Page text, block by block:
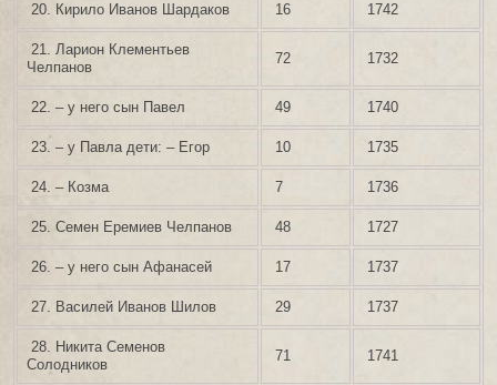
20. Кирило Иванов Шардаков 16 1742
21. Ларион Клементьев
Челпанов
72 1732
22. – у него сын Павел 49 1740
23. – у Павла дети: – Егор 10 1735
24. – Козма 7 1736
25. Семен Еремиев Челпанов 48 1727
26. – у него сын Афанасей 17 1737
27. Василей Иванов Шилов 29 1737
28. Никита Семенов
Солодников
71 1741